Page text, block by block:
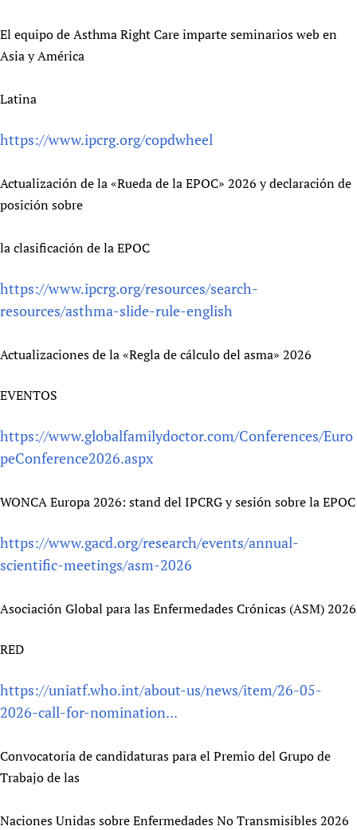
El equipo de Asthma Right Care imparte seminarios web en
Asia y América
Latina
https://www.ipcrg.org/copdwheel
Actualización de la «Rueda de la EPOC» 2026 y declaración de
posición sobre
la clasificación de la EPOC
https://www.ipcrg.org/resources/search-
resources/asthma-slide-rule-english
Actualizaciones de la «Regla de cálculo del asma» 2026
EVENTOS
https://www.globalfamilydoctor.com/Conferences/Euro
peConference2026.aspx
WONCA Europa 2026: stand del IPCRG y sesión sobre la EPOC
https://www.gacd.org/research/events/annual-
scientific-meetings/asm-2026
Asociación Global para las Enfermedades Crónicas (ASM) 2026
RED
https://uniatf.who.int/about-us/news/item/26-05-
2026-call-for-nomination...
Convocatoria de candidaturas para el Premio del Grupo de
Trabajo de las
Naciones Unidas sobre Enfermedades No Transmisibles 2026